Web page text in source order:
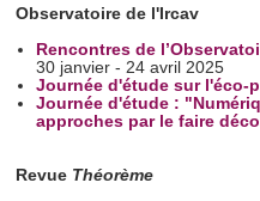
Observatoire de l'Ircav
Rencontres de
30 janvier - 24 avril 2025
Journée d'étude sur l'éco-
Journée d'étude :
approches par le faire
Revue Théorème